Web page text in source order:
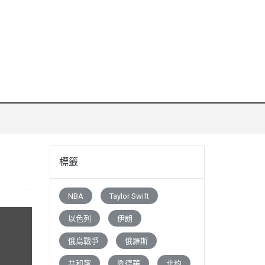
標籤
NBA Taylor Swift
以色列 伊朗
俄烏戰爭 俄羅斯